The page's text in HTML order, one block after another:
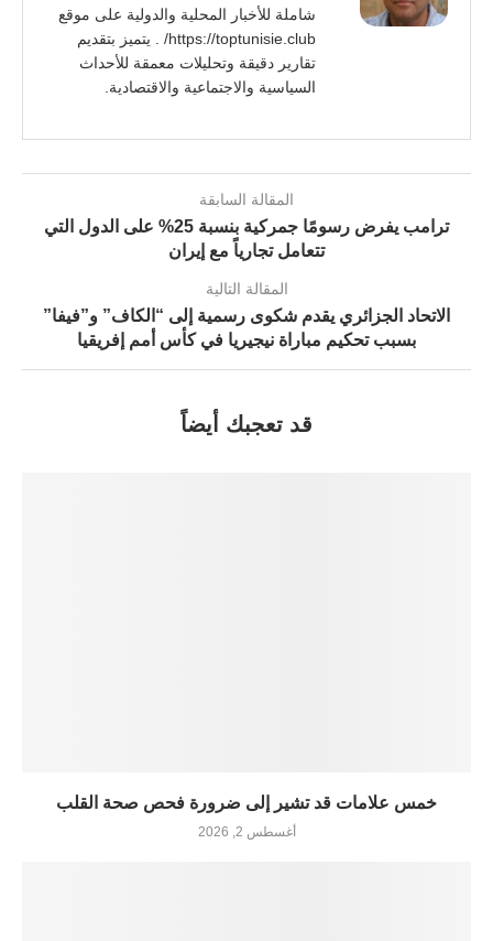
شاملة للأخبار المحلية والدولية على موقع
https://toptunisie.club/ . يتميز بتقديم
تقارير دقيقة وتحليلات معمقة للأحداث
السياسية والاجتماعية والاقتصادية.
المقالة السابقة
ترامب يفرض رسومًا جمركية بنسبة 25% على الدول التي
تتعامل تجارياً مع إيران
المقالة التالية
الاتحاد الجزائري يقدم شكوى رسمية إلى “الكاف” و”فيفا”
بسبب تحكيم مباراة نيجيريا في كأس أمم إفريقيا
قد تعجبك أيضاً
خمس علامات قد تشير إلى ضرورة فحص صحة القلب
أغسطس 2, 2026